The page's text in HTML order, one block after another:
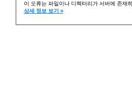
이 오류는 파일이나 디렉터리가 서버에 존재
상세 정보 보기 »